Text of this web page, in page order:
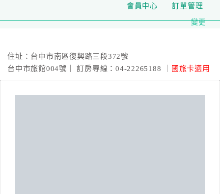
會員中心 訂單管理
變更
住址：台中市南區復興路三段372號
台中市旅館004號｜ 訂房專線：04-22265188 ｜
國旅卡適用